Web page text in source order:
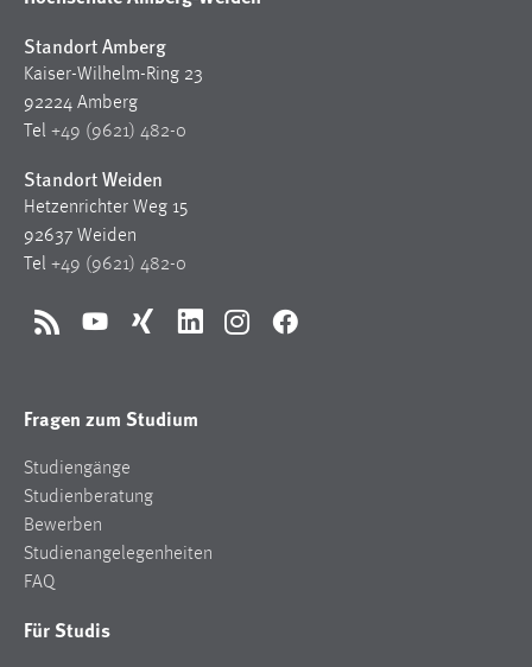
Standort Amberg
Kaiser-Wilhelm-Ring 23
92224 Amberg
Tel +49 (9621) 482-0
Standort Weiden
Hetzenrichter Weg 15
92637 Weiden
Tel +49 (9621) 482-0
RSS YouTubeXing LinkedInInstagramFacebook
Fragen zum Studium
Studiengänge
Studienberatung
Bewerben
Studienangelegenheiten
FAQ
Für Studis